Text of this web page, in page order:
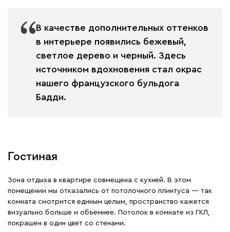
В качестве дополнительных оттенков
в интерьере появились бежевый,
светлое дерево и черный. Здесь
источником вдохновения стал окрас
нашего французского бульдога
Бадди.
Гостиная
Зона отдыха в квартире совмещена с кухней. В этом
помещении мы отказались от потолочного плинтуса — так
комната смотрится единым целым, пространство кажется
визуально больше и объемнее. Потолок в комнате из ГКЛ,
покрашен в один цвет со стенами.